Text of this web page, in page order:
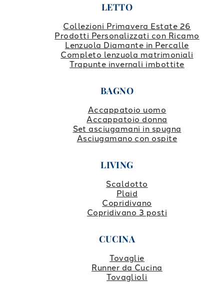
LETTO
Collezioni Primavera Estate 26
Prodotti Personalizzati con Ricamo
Lenzuola Diamante in Percalle
Completo lenzuola matrimoniali
Trapunte invernali imbottite
BAGNO
Accappatoio uomo
Accappatoio donna
Set asciugamani in spugna
Asciugamano con ospite
LIVING
Scaldotto
Plaid
Copridivano
Copridivano 3 posti
CUCINA
Tovaglie
Runner da Cucina
Tovaglioli